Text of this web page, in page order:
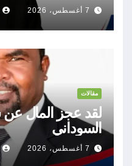
7 أغسطس، 2026
مقالات
السوداني
7 أغسطس، 2026